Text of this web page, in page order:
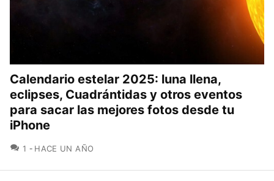
Calendario estelar 2025: luna llena,
eclipses, Cuadrántidas y otros eventos
para sacar las mejores fotos desde tu
iPhone
1 COMENTARIOS
HACE UN AÑO